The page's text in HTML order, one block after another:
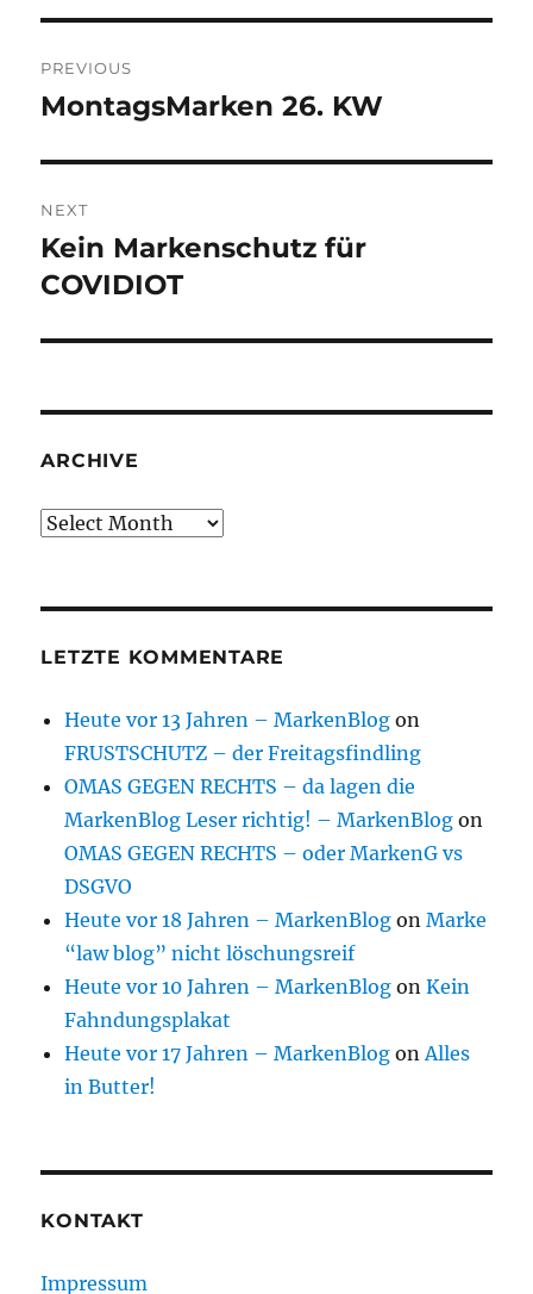
navigation
PREVIOUS
Previous
MontagsMarken 26. KW
NEXT
Next
post:
Kein Markenschutz für
COVIDIOT
ARCHIVE
Archive
LETZTE KOMMENTARE
Heute vor 13 Jahren – MarkenBlog on
FRUSTSCHUTZ – der Freitagsfindling
OMAS GEGEN RECHTS – da lagen die
MarkenBlog Leser richtig! – MarkenBlog on
OMAS GEGEN RECHTS – oder MarkenG vs
DSGVO
Heute vor 18 Jahren – MarkenBlog onMarke
“law blog” nicht löschungsreif
Heute vor 10 Jahren – MarkenBlog onKein
Fahndungsplakat
Heute vor 17 Jahren – MarkenBlog onAlles
in Butter!
KONTAKT
Impressum